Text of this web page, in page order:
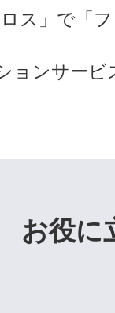
ロス」で「
ョンサービ
お役に